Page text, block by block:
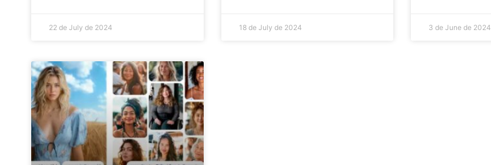
22 de July de 2024 18 de July de 2024 3 de June de 2024